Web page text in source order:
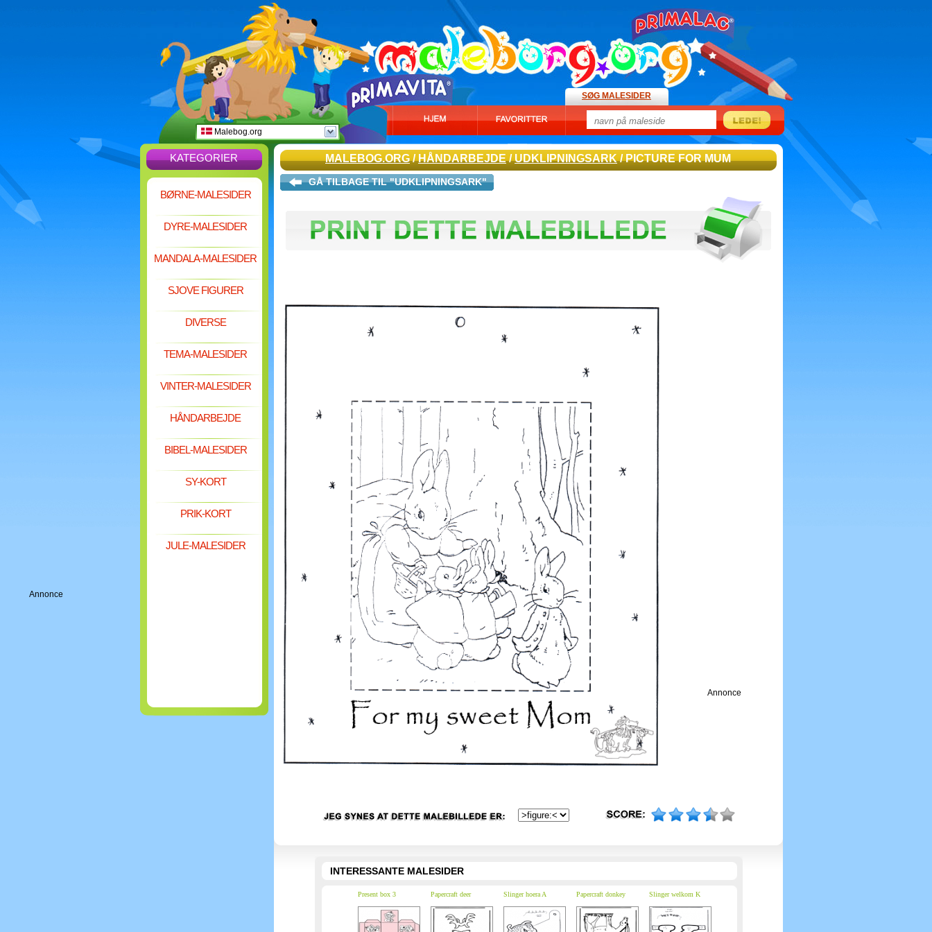
Annonce
Malebog.org
SØG MALESIDER
KATEGORIER
BØRNE-MALESIDER
DYRE-MALESIDER
MANDALA-MALESIDER
SJOVE FIGURER
DIVERSE
TEMA-MALESIDER
VINTER-MALESIDER
HÅNDARBEJDE
BIBEL-MALESIDER
SY-KORT
PRIK-KORT
JULE-MALESIDER
MALEBOG.ORG/HÅNDARBEJDE/UDKLIPNINGSARK/ PICTURE FOR MUM
GÅ TILBAGE TIL "UDKLIPNINGSARK"
Annonce
INTERESSANTE MALESIDER
Present box 3 Papercraft deer Slinger hoera A Papercraft donkey Slinger welkom K